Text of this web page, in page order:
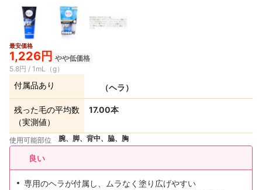
最安価格
1,226円 やや低価格
5.8円 / 1mL（g）
付属品あり （ヘラ）
残った毛の平均数
（実測値）
17.00本
使用可能部位 腕、脚、背中、脇、胸
良い
専用のヘラが付属し、ムラなく塗り広げやすい